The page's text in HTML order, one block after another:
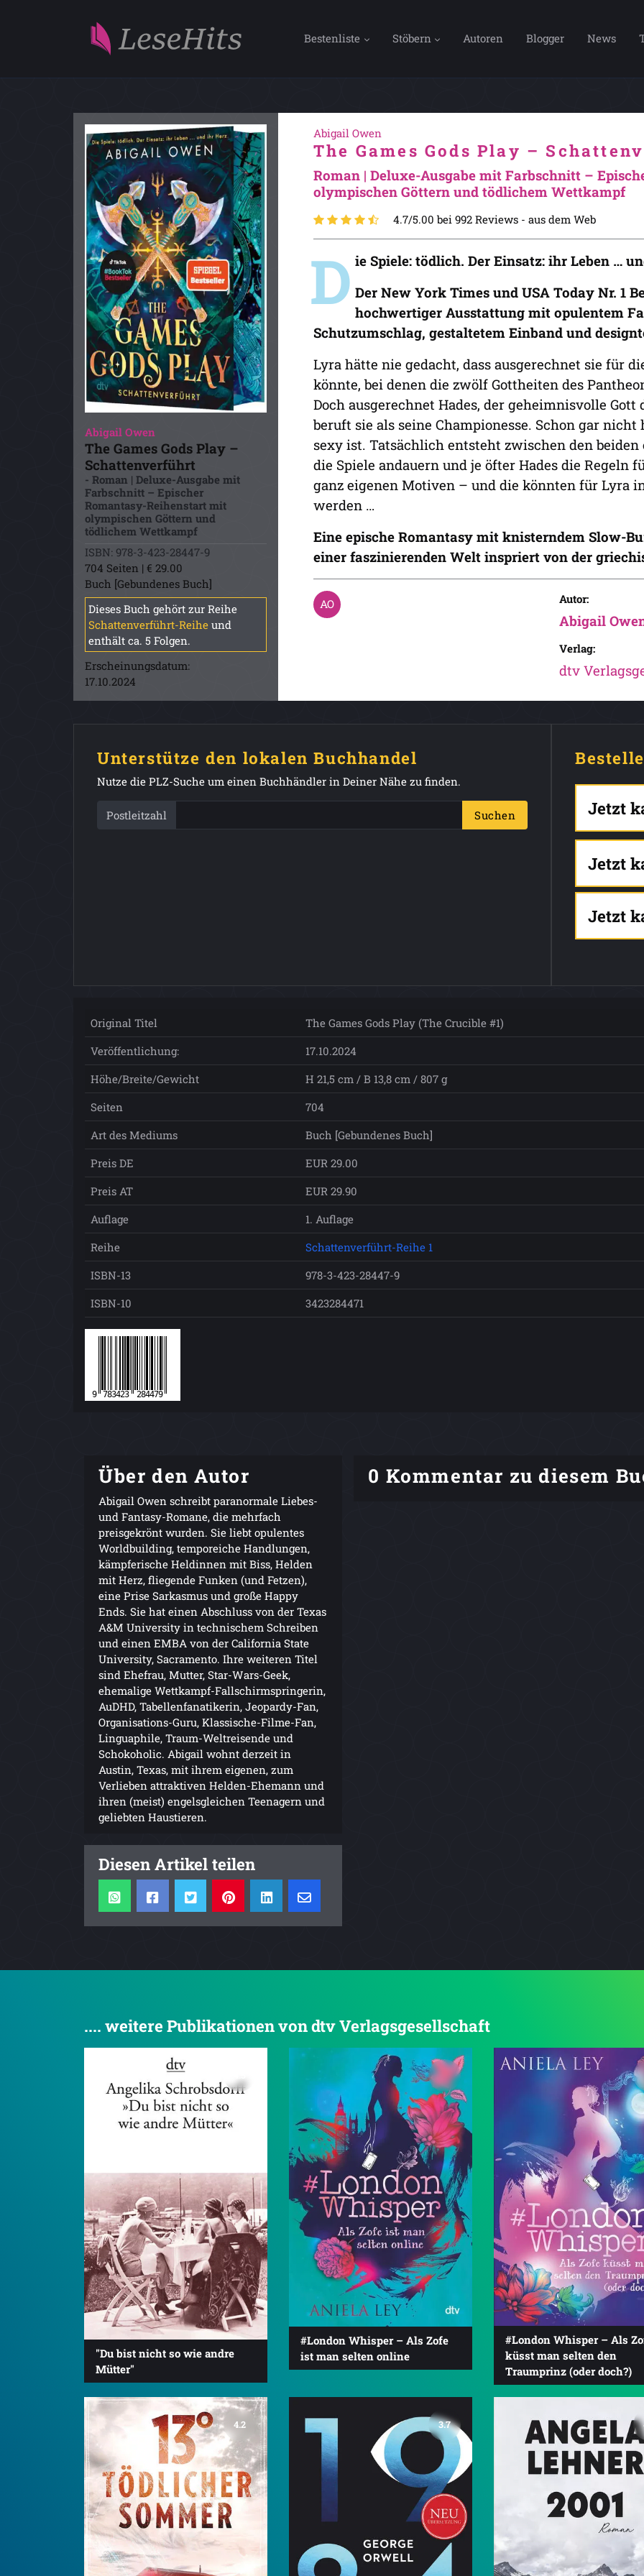
Bestenliste Stöbern Autoren Blogger News
Abigail Owen
The Games Gods Play –
Schattenverführt
- Roman | Deluxe-Ausgabe mit
Farbschnitt – Epischer
Romantasy-Reihenstart mit
olympischen Göttern und
tödlichem Wettkampf
ISBN: 978-3-423-28447-9
704 Seiten | € 29.00
Buch [Gebundenes Buch]
Dieses Buch gehört zur Reihe
Schattenverführt-Reihe und
enthält ca. 5 Folgen.
Erscheinungsdatum:
17.10.2024
Abigail Owen
The Games Gods Play –
Roman | Deluxe-Ausgabe mit Farbschnitt –
olympischen Göttern und tödlichem Wettkampf
4.7/5.00 bei 992 Reviews - aus dem Web
D ie Spiele: tödlich. Der Einsatz: ihr Leben …
Der New York Times und USA Today Nr. 1
hochwertiger Ausstattung mit opulentem
Schutzumschlag, gestaltetem Einband und
Lyra hätte nie gedacht, dass ausgerechnet sie für
könnte, bei denen die zwölf Gottheiten des
Doch ausgerechnet Hades, der geheimnisvolle
beruft sie als seine Championesse. Schon gar
sexy ist. Tatsächlich entsteht zwischen den
die Spiele andauern und je öfter Hades die Regeln
ganz eigenen Motiven – und die könnten für Lyra
werden …
Eine epische Romantasy mit knisterndem Slow-
einer faszinierenden Welt inspriert von der
Autor:
Abigail
Verlag:
dtv
Unterstütze den lokalen Buchhandel
Nutze die PLZ-Suche um einen Buchhändler in Deiner Nähe zu finden.
Postleitzahl Suchen Jetzt
Jetzt
Jetzt
Original Titel
The Games Gods Play (The Crucible #1)
Veröffentlichung:
17.10.2024
Höhe/Breite/Gewicht
H 21,5 cm / B 13,8 cm / 807 g
Seiten
704
Art des Mediums
Buch [Gebundenes Buch]
Preis DE
EUR 29.00
Preis AT
EUR 29.90
Auflage
1. Auflage
Reihe
Schattenverführt-Reihe 1
ISBN-13
978-3-423-28447-9
ISBN-10
3423284471
Über den Autor
Abigail Owen schreibt paranormale Liebes-
und Fantasy-Romane, die mehrfach
preisgekrönt wurden. Sie liebt opulentes
Worldbuilding, temporeiche Handlungen,
kämpferische Heldinnen mit Biss, Helden
mit Herz, fliegende Funken (und Fetzen),
eine Prise Sarkasmus und große Happy
Ends. Sie hat einen Abschluss von der Texas
A&M University in technischem Schreiben
und einen EMBA von der California State
University, Sacramento. Ihre weiteren Titel
sind Ehefrau, Mutter, Star-Wars-Geek,
ehemalige Wettkampf-Fallschirmspringerin,
AuDHD, Tabellenfanatikerin, Jeopardy-Fan,
Organisations-Guru, Klassische-Filme-Fan,
Linguaphile, Traum-Weltreisende und
Schokoholic. Abigail wohnt derzeit in
Austin, Texas, mit ihrem eigenen, zum
Verlieben attraktiven Helden-Ehemann und
ihren (meist) engelsgleichen Teenagern und
geliebten Haustieren.
Diesen Artikel teilen
0 Kommentar zu diesem
.... weitere Publikationen von dtv Verlagsgesellschaft
"Du bist nicht so wie andre
Mütter"
#London Whisper – Als Zofe
ist man selten online
#London Whisper – Als
küsst man selten den
Traumprinz (oder doch?)
4.2 3.7